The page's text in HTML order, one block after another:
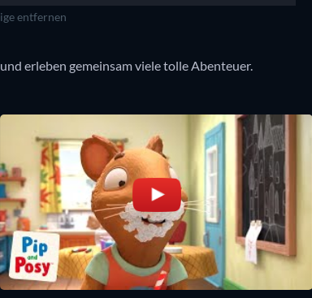
entfernen
erleben gemeinsam viele tolle Abenteuer.